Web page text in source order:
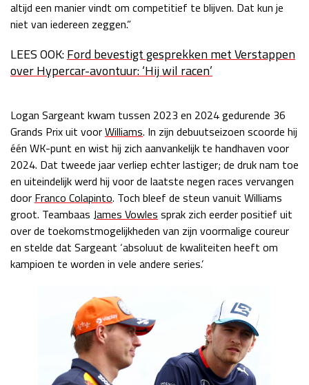
altijd een manier vindt om competitief te blijven. Dat kun je
niet van iedereen zeggen.”
LEES OOK:Ford bevestigt gesprekken met Verstappen
over Hypercar-avontuur: ‘Hij wil racen’
Logan Sargeant kwam tussen 2023 en 2024 gedurende 36
Grands Prix uit voorWilliams. In zijn debuutseizoen scoorde hij
één WK-punt en wist hij zich aanvankelijk te handhaven voor
2024. Dat tweede jaar verliep echter lastiger; de druk nam toe
en uiteindelijk werd hij voor de laatste negen races vervangen
door Franco Colapinto. Toch bleef de steun vanuit Williams
groot. Teambaas James Vowles sprak zich eerder positief uit
over de toekomstmogelijkheden van zijn voormalige coureur
en stelde dat Sargeant ‘absoluut de kwaliteiten heeft om
kampioen te worden in vele andere series.’